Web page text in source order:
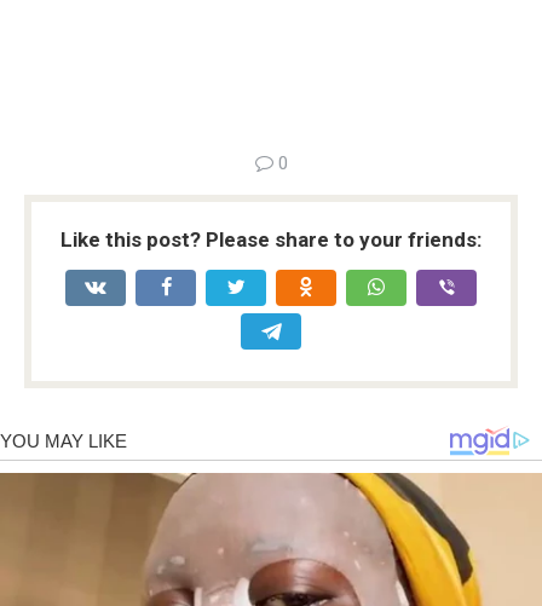
0
Like this post? Please share to your friends: